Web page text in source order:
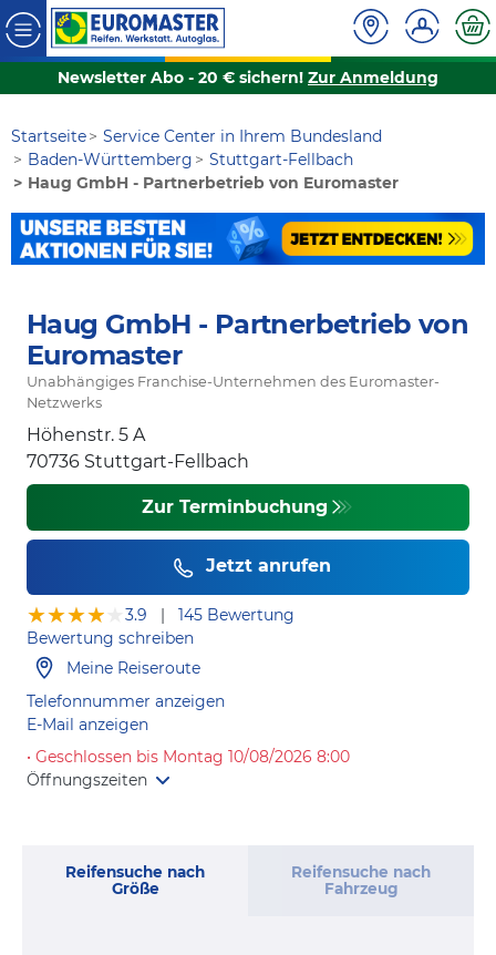
Newsletter Abo - 20 € sichern! Zur Anmeldung
Startseite
Service Center in Ihrem Bundesland
Baden-Württemberg
Stuttgart-Fellbach
Haug GmbH - Partnerbetrieb von Euromaster
Haug GmbH - Partnerbetrieb von
Euromaster
Unabhängiges Franchise-Unternehmen des Euromaster-
Netzwerks
Höhenstr. 5 A
70736 Stuttgart-Fellbach
Zur Terminbuchung
Jetzt anrufen
★★★★★
★★★★★3.9 |145 Bewertung
Bewertung schreiben
Meine Reiseroute
Telefonnummer anzeigen
E-Mail anzeigen
• Geschlossen bis Montag 10/08/2026 8:00
Öffnungszeiten
Reifensuche nach
Größe
Reifensuche nach
Fahrzeug